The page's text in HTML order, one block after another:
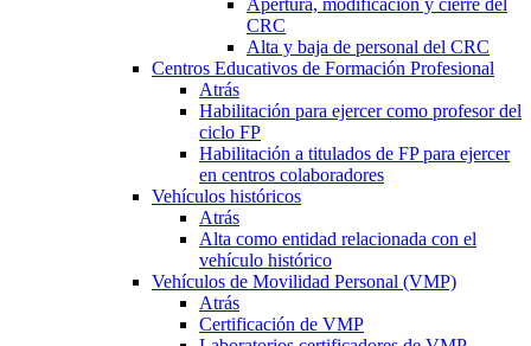
Apertura, modificación y cierre del
CRC
Alta y baja de personal del CRC
Centros Educativos de Formación Profesional
Atrás
Habilitación para ejercer como profesor del
ciclo FP
Habilitación a titulados de FP para ejercer
en centros colaboradores
Vehículos históricos
Atrás
Alta como entidad relacionada con el
vehículo histórico
Vehículos de Movilidad Personal (VMP)
Atrás
Certificación de VMP